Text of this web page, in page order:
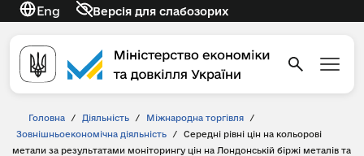
Eng Версія для слабозорих
Головна / Діяльність / Міжнародна торгівля
/
Зовнішньоекономічна діяльність
/
Середні рівні цін на кольорові
метали за результатами моніторингу цін на Лондонській біржі металів та